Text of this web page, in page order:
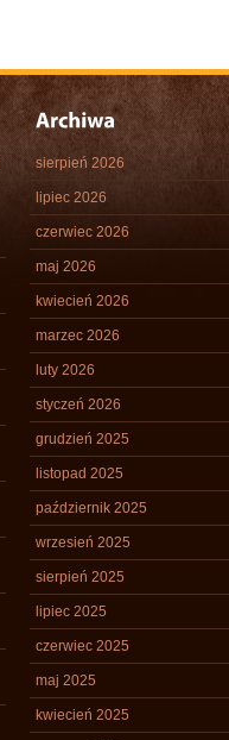
sierpień 2026
lipiec 2026
czerwiec 2026
maj 2026
kwiecień 2026
marzec 2026
luty 2026
styczeń 2026
grudzień 2025
listopad 2025
październik 2025
wrzesień 2025
sierpień 2025
lipiec 2025
czerwiec 2025
maj 2025
kwiecień 2025